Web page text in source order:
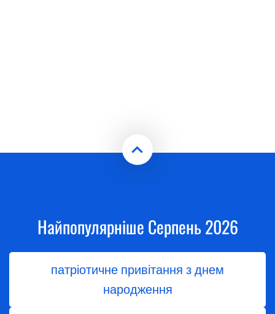
Найпопулярніше Серпень 2026
патріотичне привітання з днем
народження